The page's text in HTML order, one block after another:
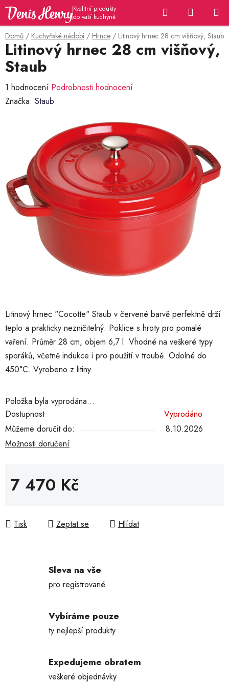
Přejít
obsah
Hledat
KOŠÍK
Domů / Kuchyňské nádobí / Hrnce / Litinový hrnec 28 cm višňový, Staub
Litinový hrnec "Cocotte" Staub v červené barvě perfektně drží
teplo a prakticky nezničitelný. Poklice s hroty pro pomalé
vaření. Průměr 28 cm, objem 6,7 l. Vhodné na veškeré typy
sporáků, včetně indukce i pro použití v troubě. Odolné do
450°C. Vyrobeno z litiny.
Položka byla vyprodána…
Dostupnost
Vyprodáno
Můžeme doručit do:
8.10.2026
Možnosti doručení
7 470 Kč
Tisk
Zeptat se Hlídat
Litinový hrnec 28 cm višňový,
Staub
Průměrné
hodnocení
hvězdiček.
1 hodnocení Podrobnosti hodnocení
Značka: Staub
Sleva na vše
pro registrované
Vybíráme pouze
ty nejlepší produkty
Expedujeme obratem
veškeré objednávky